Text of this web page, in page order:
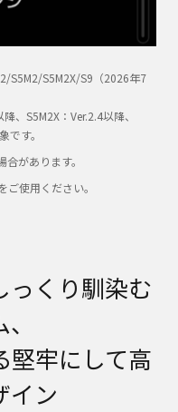
S5M2/S5M2X/S9（2026年7
、S5M2X：Ver.2.4以降、
です。
があります。
使用ください。
っくり馴染む
堅牢にして高
イン